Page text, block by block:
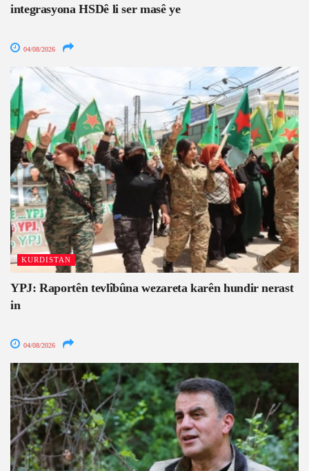
integrasyona HSDê li ser masê ye
04/08/2026
KURDISTAN
YPJ: Raportên tevlîbûna wezareta karên hundir nerast
in
04/08/2026